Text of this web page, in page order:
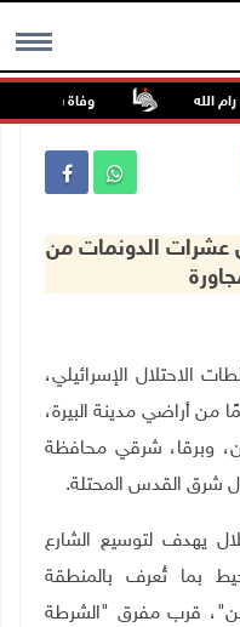
MENU
وفاة شابة متأثرة
عشرات الدونمات من
سلطات الاحتلال الإسرائيلي،
على نحو 137 دونمًا من أراضي مدينة البيرة،
وبرقا، شرقي محافظة
شرق القدس المحتلة.
يهدف لتوسيع الشارع
60"، في محيط بما تُعرف بالمنطقة
قرب مفرق "الشرطة